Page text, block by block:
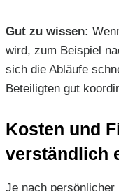
Gut zu wissen:
wird, zum Beispiel
sich die Abläufe
Beteiligten gut
Kosten und
verständlich
Je nach persönlicher